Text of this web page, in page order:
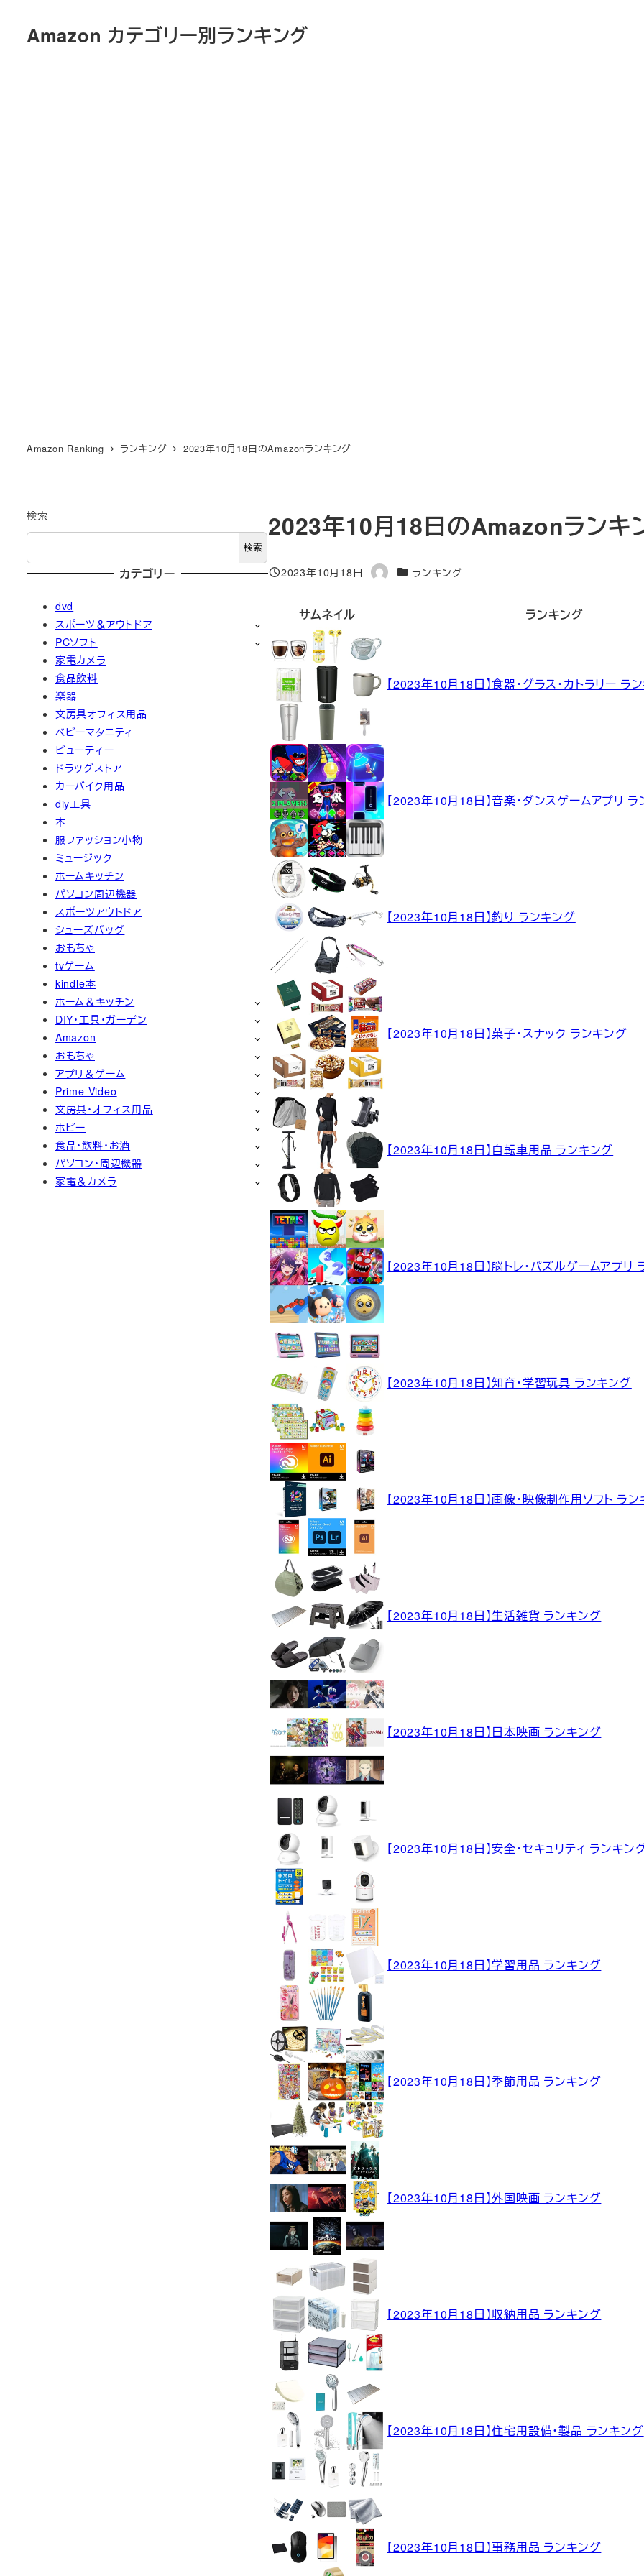
Amazon カテゴリー別ランキング
Amazon Ranking ランキング 2023年10月18日のAmazonランキング
2023年10月18日のAmazonランキ
投稿日
2023年10月18日
著
カテゴリー
ランキング
サムネイル ランキング
【2023年10月18日】食器・グラス・カトラリー ラ
【2023年10月18日】音楽・ダンスゲームアプリ
【2023年10月18日】釣り ランキング
【2023年10月18日】菓子・スナック ランキング
【2023年10月18日】自転車用品 ランキング
【2023年10月18日】脳トレ・パズルゲームアプリ
【2023年10月18日】知育・学習玩具 ランキング
【2023年10月18日】画像・映像制作用ソフト ラ
【2023年10月18日】生活雑貨 ランキング
【2023年10月18日】日本映画 ランキング
【2023年10月18日】安全・セキュリティ ランキン
【2023年10月18日】学習用品 ランキング
【2023年10月18日】季節用品 ランキング
【2023年10月18日】外国映画 ランキング
【2023年10月18日】収納用品 ランキング
【2023年10月18日】住宅用設備・製品 ランキング
【2023年10月18日】事務用品 ランキング
検索
検索
カテゴリー
dvd
スポーツ＆アウトドア
PCソフト
家電カメラ
食品飲料
楽器
文房具オフィス用品
ベビーマタニティ
ビューティー
ドラッグストア
カーバイク用品
diy工具
本
服ファッション小物
ミュージック
ホームキッチン
パソコン周辺機器
スポーツアウトドア
シューズバッグ
おもちゃ
tvゲーム
kindle本
ホーム＆キッチン
DIY・工具・ガーデン
Amazon
おもちゃ
アプリ＆ゲーム
Prime Video
文房具・オフィス用品
ホビー
食品・飲料・お酒
パソコン・周辺機器
家電＆カメラ